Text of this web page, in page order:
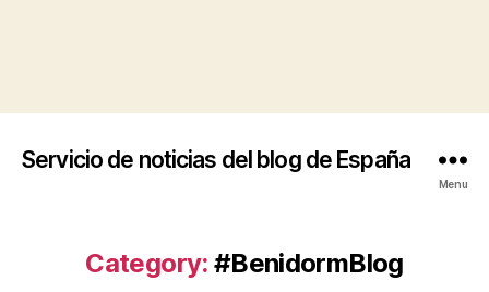
Servicio de noticias del blog de España
Menu
Category: #BenidormBlog